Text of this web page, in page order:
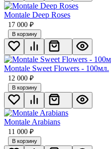
Montale Deep Roses
17 000 ₽
В корзину
Montale Sweet Flowers - 100мл.
12 000 ₽
В корзину
Montale Arabians
11 000 ₽
В корзину